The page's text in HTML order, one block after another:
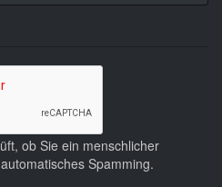
ob Sie ein menschlicher
Spamming.